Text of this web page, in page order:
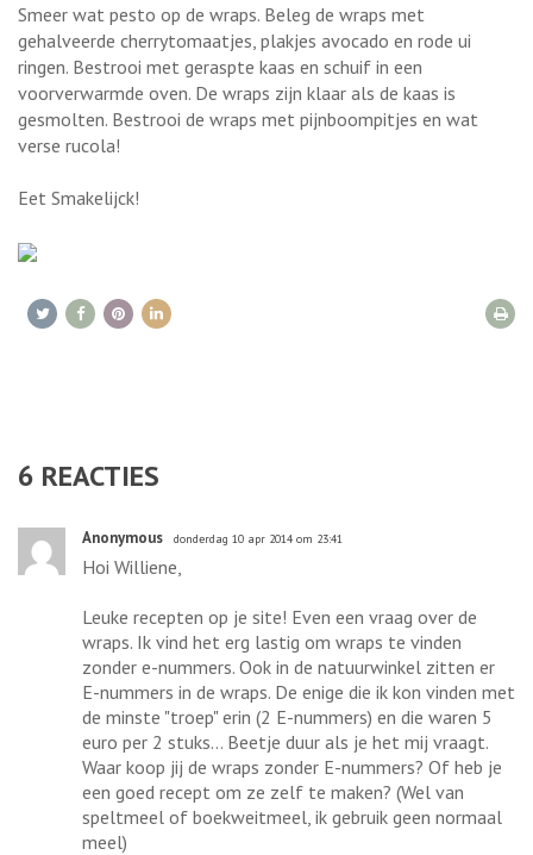
Smeer wat pesto op de wraps. Beleg de wraps met
gehalveerde cherrytomaatjes, plakjes avocado en rode ui
ringen. Bestrooi met geraspte kaas en schuif in een
voorverwarmde oven. De wraps zijn klaar als de kaas is
gesmolten. Bestrooi de wraps met pijnboompitjes en wat
verse rucola!
Eet Smakelijck!
6 REACTIES
Anonymous donderdag 10 apr 2014 om 23:41
Hoi Williene,
Leuke recepten op je site! Even een vraag over de
wraps. Ik vind het erg lastig om wraps te vinden
zonder e-nummers. Ook in de natuurwinkel zitten er
E-nummers in de wraps. De enige die ik kon vinden met
de minste "troep" erin (2 E-nummers) en die waren 5
euro per 2 stuks... Beetje duur als je het mij vraagt.
Waar koop jij de wraps zonder E-nummers? Of heb je
een goed recept om ze zelf te maken? (Wel van
speltmeel of boekweitmeel, ik gebruik geen normaal
meel)